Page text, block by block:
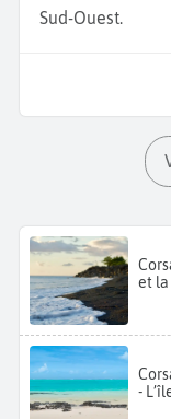
Sud-Ouest.
et la
-